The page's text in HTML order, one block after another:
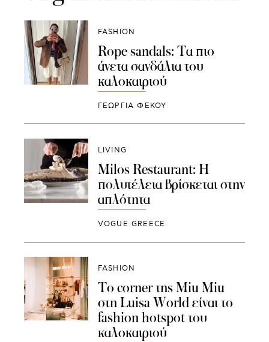
FASHION
Rope sandals: Tα πιο
άνετα σανδάλια του
καλοκαιριού
ΓΕΩΡΓΙΑ ΦΕΚΟΥ
LIVING
Milos Restaurant: Η
πολυτέλεια βρίσκεται στην
απλότητα
VOGUE GREECE
FASHION
Το corner της Miu Miu
στη Luisa World είναι το
fashion hotspot του
καλοκαιριού